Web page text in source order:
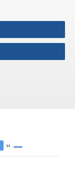
››